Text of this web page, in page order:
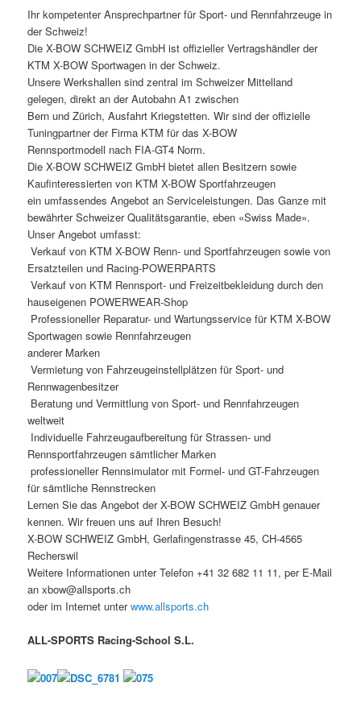
Ihr kompetenter Ansprechpartner für Sport- und Rennfahrzeuge in
der Schweiz!
Die X-BOW SCHWEIZ GmbH ist offizieller Vertragshändler der
KTM X-BOW Sportwagen in der Schweiz.
Unsere Werkshallen sind zentral im Schweizer Mittelland
gelegen, direkt an der Autobahn A1 zwischen
Bern und Zürich, Ausfahrt Kriegstetten. Wir sind der offizielle
Tuningpartner der Firma KTM für das X-BOW
Rennsportmodell nach FIA-GT4 Norm.
Die X-BOW SCHWEIZ GmbH bietet allen Besitzern sowie
Kaufinteressierten von KTM X-BOW Sportfahrzeugen
ein umfassendes Angebot an Serviceleistungen. Das Ganze mit
bewährter Schweizer Qualitätsgarantie, eben «Swiss Made».
Unser Angebot umfasst:
 Verkauf von KTM X-BOW Renn- und Sportfahrzeugen sowie von
Ersatzteilen und Racing-POWERPARTS
 Verkauf von KTM Rennsport- und Freizeitbekleidung durch den
hauseigenen POWERWEAR-Shop
 Professioneller Reparatur- und Wartungsservice für KTM X-BOW
Sportwagen sowie Rennfahrzeugen
anderer Marken
 Vermietung von Fahrzeugeinstellplätzen für Sport- und
Rennwagenbesitzer
 Beratung und Vermittlung von Sport- und Rennfahrzeugen
weltweit
 Individuelle Fahrzeugaufbereitung für Strassen- und
Rennsportfahrzeugen sämtlicher Marken
 professioneller Rennsimulator mit Formel- und GT-Fahrzeugen
für sämtliche Rennstrecken
Lernen Sie das Angebot der X-BOW SCHWEIZ GmbH genauer
kennen. Wir freuen uns auf Ihren Besuch!
X-BOW SCHWEIZ GmbH, Gerlafingenstrasse 45, CH-4565
Recherswil
Weitere Informationen unter Telefon +41 32 682 11 11, per E-Mail
an xbow@allsports.ch
oder im Internet unterwww.allsports.ch
ALL-SPORTS Racing-School S.L.